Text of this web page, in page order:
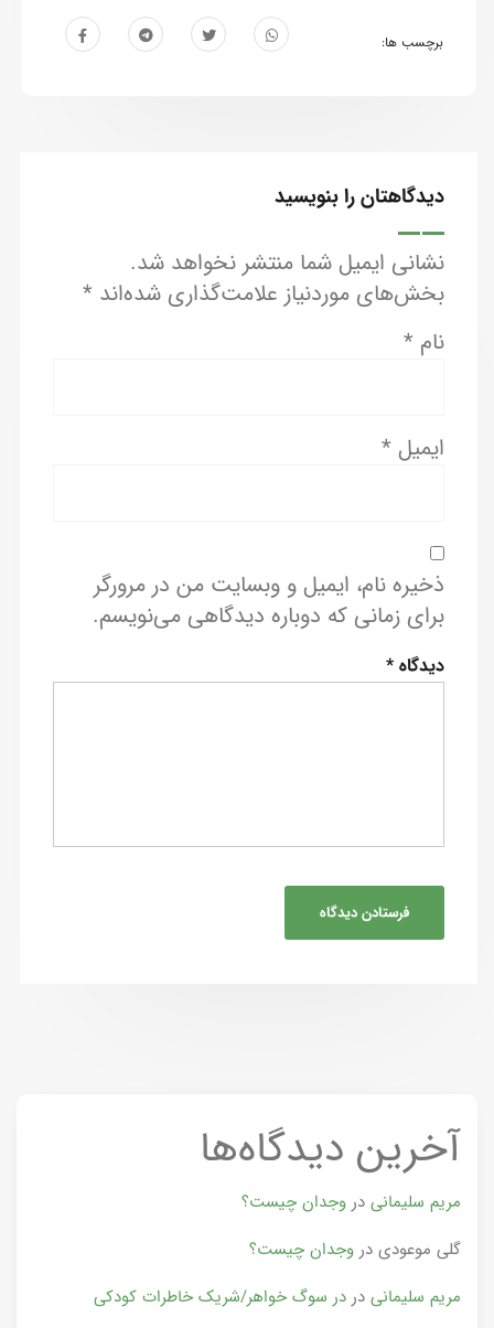
برچسب ها:
دیدگاهتان را بنویسید
نشانی ایمیل شما منتشر نخواهد شد.
بخش‌های موردنیاز علامت‌گذاری شده‌اند *
نام *
ایمیل *
ذخیره نام، ایمیل و وبسایت من در مرورگر
برای زمانی که دوباره دیدگاهی می‌نویسم.
دیدگاه*
آخرین دیدگاه‌ها
مریم سلیمانی در وجدان چیست؟
گلی موعودی در وجدان چیست؟
مریم سلیمانی در در سوگ خواهر/شریک خاطرات کودکی